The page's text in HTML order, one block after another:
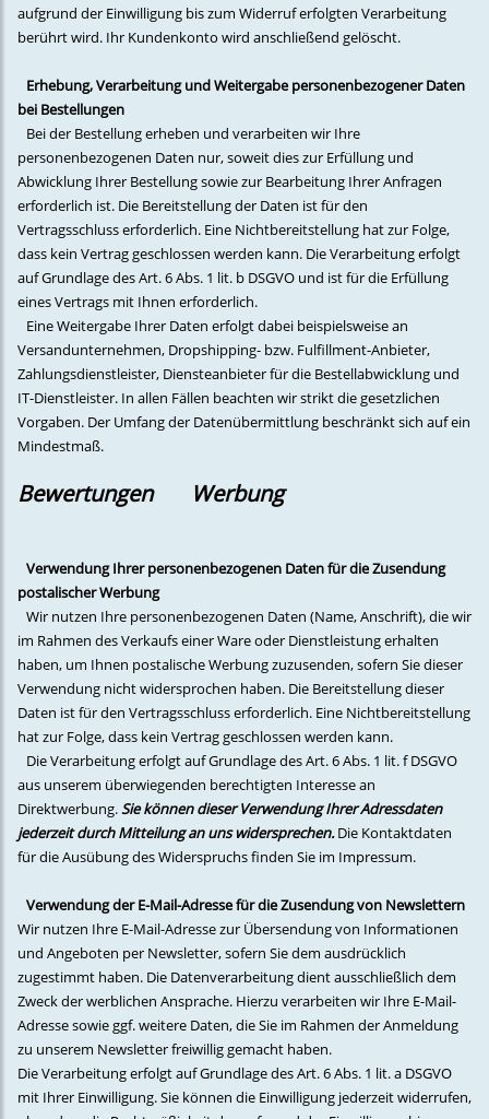
aufgrund der Einwilligung bis zum Widerruf erfolgten Verarbeitung
berührt wird. Ihr Kundenkonto wird anschließend gelöscht.
Erhebung, Verarbeitung und Weitergabe personenbezogener Daten
bei Bestellungen
Bei der Bestellung erheben und verarbeiten wir Ihre
personenbezogenen Daten nur, soweit dies zur Erfüllung und
Abwicklung Ihrer Bestellung sowie zur Bearbeitung Ihrer Anfragen
erforderlich ist. Die Bereitstellung der Daten ist für den
Vertragsschluss erforderlich. Eine Nichtbereitstellung hat zur Folge,
dass kein Vertrag geschlossen werden kann. Die Verarbeitung erfolgt
auf Grundlage des Art. 6 Abs. 1 lit. b DSGVO und ist für die Erfüllung
eines Vertrags mit Ihnen erforderlich.
Eine Weitergabe Ihrer Daten erfolgt dabei beispielsweise an
Versandunternehmen, Dropshipping- bzw. Fulfillment-Anbieter,
Zahlungsdienstleister, Diensteanbieter für die Bestellabwicklung und
IT-Dienstleister. In allen Fällen beachten wir strikt die gesetzlichen
Vorgaben. Der Umfang der Datenübermittlung beschränkt sich auf ein
Mindestmaß.
Bewertungen Werbung
Verwendung Ihrer personenbezogenen Daten für die Zusendung
postalischer Werbung
Wir nutzen Ihre personenbezogenen Daten (Name, Anschrift), die wir
im Rahmen des Verkaufs einer Ware oder Dienstleistung erhalten
haben, um Ihnen postalische Werbung zuzusenden, sofern Sie dieser
Verwendung nicht widersprochen haben. Die Bereitstellung dieser
Daten ist für den Vertragsschluss erforderlich. Eine Nichtbereitstellung
hat zur Folge, dass kein Vertrag geschlossen werden kann.
Die Verarbeitung erfolgt auf Grundlage des Art. 6 Abs. 1 lit. f DSGVO
aus unserem überwiegenden berechtigten Interesse an
Direktwerbung.Sie können dieser Verwendung Ihrer Adressdaten
jederzeit durch Mitteilung an uns widersprechen.Die Kontaktdaten
für die Ausübung des Widerspruchs finden Sie im Impressum.
Verwendung der E-Mail-Adresse für die Zusendung von Newslettern
Wir nutzen Ihre E-Mail-Adresse zur Übersendung von Informationen
und Angeboten per Newsletter, sofern Sie dem ausdrücklich
zugestimmt haben. Die Datenverarbeitung dient ausschließlich dem
Zweck der werblichen Ansprache. Hierzu verarbeiten wir Ihre E-Mail-
Adresse sowie ggf. weitere Daten, die Sie im Rahmen der Anmeldung
zu unserem Newsletter freiwillig gemacht haben.
Die Verarbeitung erfolgt auf Grundlage des Art. 6 Abs. 1 lit. a DSGVO
mit Ihrer Einwilligung. Sie können die Einwilligung jederzeit widerrufen,